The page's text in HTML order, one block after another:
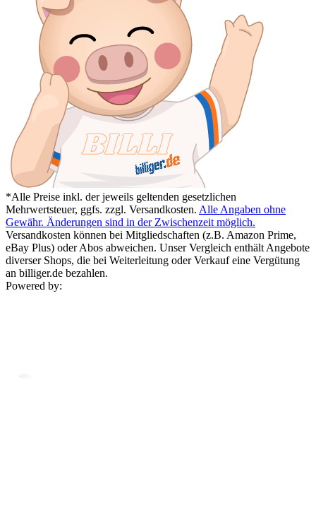
*Alle Preise inkl. der jeweils geltenden gesetzlichen
Mehrwertsteuer, ggfs. zzgl. Versandkosten. Alle Angaben ohne
Gewähr. Änderungen sind in der Zwischenzeit möglich.
Versandkosten können bei Mitgliedschaften (z.B. Amazon Prime,
eBay Plus) oder Abos abweichen. Unser Vergleich enthält Angebote
diverser Shops, die bei Weiterleitung oder Verkauf eine Vergütung
an billiger.de bezahlen.
Powered by: